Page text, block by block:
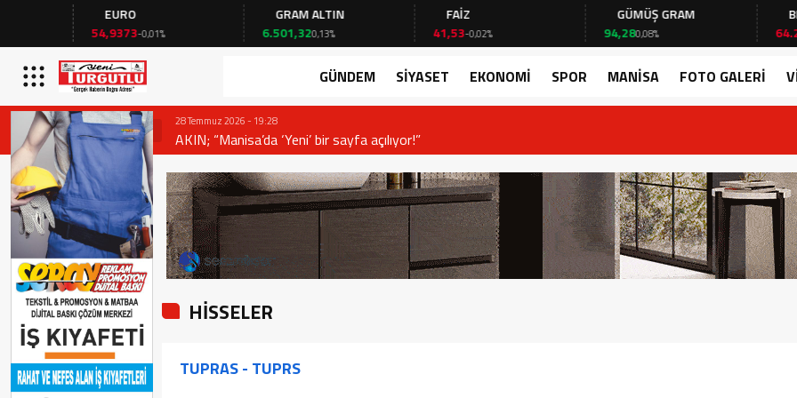
EURO
54,9373-0,01%
GRAM ALTIN
6.501,320,13%
FAİZ
41,53
-0,02%
GÜMÜŞ GRAM
94,28
0,08%
64.226,00
GÜNDEM SİYASET EKONOMİ SPOR MANİSA FOTO GALERİ
28 Temmuz 2026 - 19:28
AKIN; “Manisa’da ‘Yeni’ bir sayfa açılıyor!”
HİSSELER
TUPRAS - TUPRS